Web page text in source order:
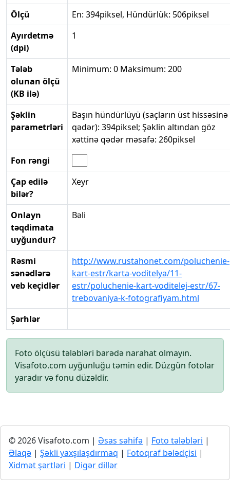
Ölçü
En: 394piksel, Hündürlük: 506piksel
Ayırdetmə
(dpi)
1
Tələb
olunan ölçü
(KB ilə)
Minimum: 0 Maksimum: 200
Şəklin
parametrləri
Başın hündürlüyü (saçların üst hissəsinə
qədər): 394piksel; Şəklin altından göz
xəttinə qədər məsafə: 260piksel
Fon rəngi
Çap edilə
bilər?
Xeyr
Onlayn
təqdimata
uyğundur?
Bəli
Rəsmi
sənədlərə
veb keçidlər
http://www.rustahonet.com/poluchenie-
kart-estr/karta-voditelya/11-
estr/poluchenie-kart-voditelej-estr/67-
trebovaniya-k-fotografiyam.html
Şərhlər
Foto ölçüsü tələbləri barədə narahat olmayın.
Visafoto.com uyğunluğu təmin edir. Düzgün fotolar
yaradır və fonu düzəldir.
© 2026 Visafoto.com | Əsas səhifə | Foto tələbləri |
Əlaqə | Şəkli yaxşılaşdırmaq | Fotoqraf bələdçisi |
Xidmət şərtləri | Digər dillər